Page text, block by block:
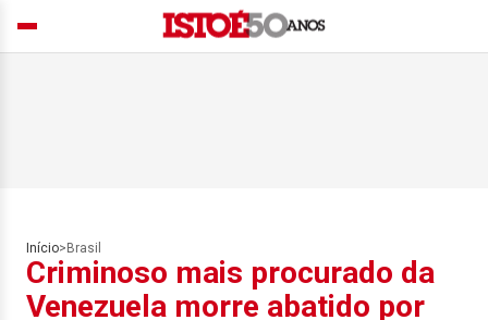
Início> Brasil
Criminoso mais procurado da
Venezuela morre abatido por